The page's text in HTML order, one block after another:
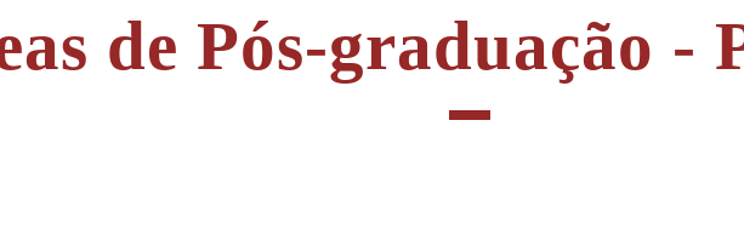
de Pós-graduação -